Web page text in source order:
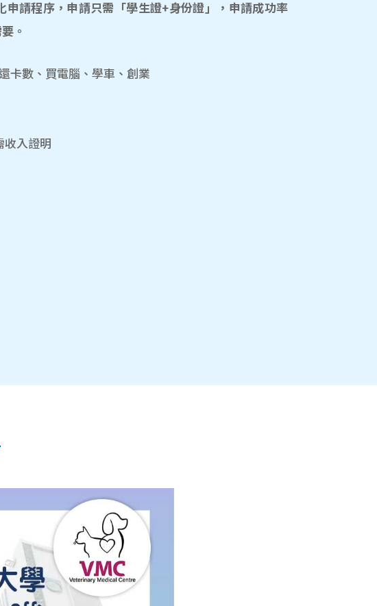
請程序，申請只需「學生證+身份證」，申請成功率
。
卡數、買電腦、學車、創業
收入證明